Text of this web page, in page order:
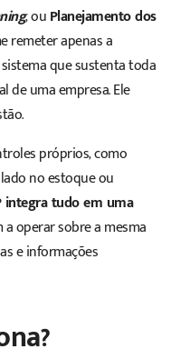
, ouPlanejamento dos
remeter apenas a
sistema que sustenta toda
de uma empresa. Ele
próprios, como
no estoque ou
integra tudo em uma
a operar sobre a mesma
e informações